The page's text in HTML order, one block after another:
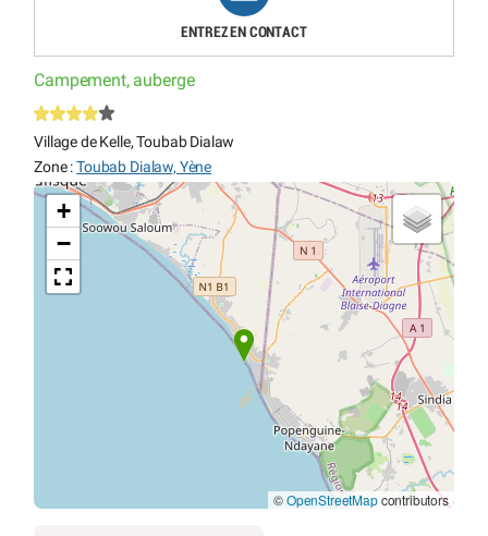
ENTREZ EN CONTACT
Campement, auberge
Village de Kelle, Toubab Dialaw
Zone :Toubab Dialaw, Yène
+
−
©OpenStreetMapcontributors